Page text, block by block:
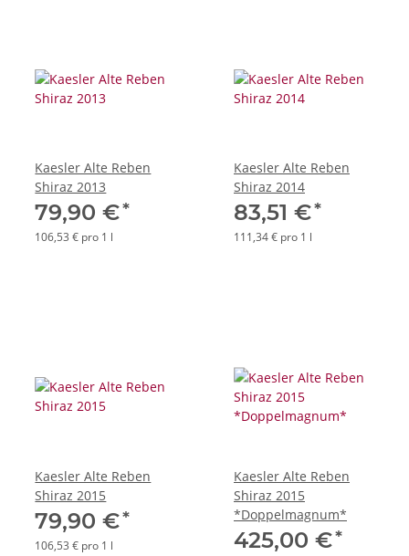
Kaesler Alte Reben
Shiraz 2013
79,90 €*
106,53 € pro 1 l
Kaesler Alte Reben
Shiraz 2014
83,51 €*
111,34 € pro 1 l
Kaesler Alte Reben
Shiraz 2015
79,90 €*
106,53 € pro 1 l
Kaesler Alte Reben
Shiraz 2015
*Doppelmagnum*
425,00 €*